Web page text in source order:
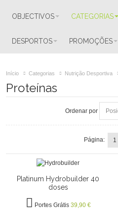
OBJECTIVOS CATEGORIAS
DESPORTOS PROMOÇÕES
Início Categorias Nutrição Desportiva
Proteínas
Ordenar por
Página: 1
Platinum Hydrobuilder 40
doses
Portes Grátis 39,90 €